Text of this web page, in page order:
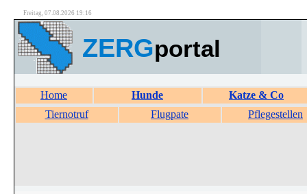
Freitag, 07.08.2026 19:16
ZERGportal
Home Hunde
Katze & Co
Tiernotruf
Flugpate Pflegestellen